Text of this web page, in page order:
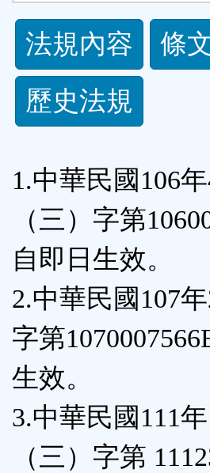
法
規
功
按
鈕
區
法規內容 條
歷史法規
1.中華民國106
（三）字第
自即日生效。
2.中華民國107
字第
生效。
3.中華民國111
（三）字第